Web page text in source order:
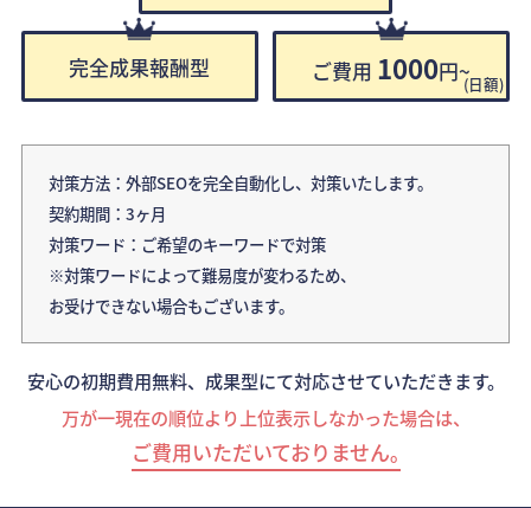
完全成果報酬型 ご費用 1000円~(日額)
対策方法：外部SEOを完全自動化し、対策いたします。
契約期間：3ヶ月
対策ワード：ご希望のキーワードで対策
※対策ワードによって難易度が変わるため、
お受けできない場合もございます。
安心の初期費用無料、成果型にて対応させていただきます。
万が一現在の順位より上位表示しなかった場合は、
ご費用いただいておりません｡